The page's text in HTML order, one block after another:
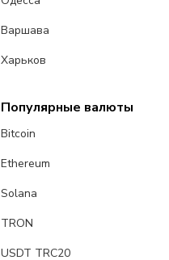
Варшава
Харьков
Популярные валюты
Bitcoin
Ethereum
Solana
TRON
USDT TRC20